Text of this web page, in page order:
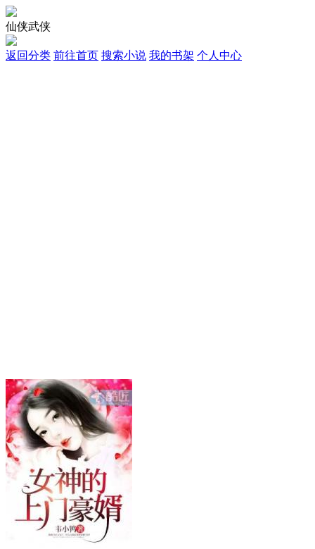
仙侠武侠
返回分类 前往首页 搜索小说 我的书架 个人中心